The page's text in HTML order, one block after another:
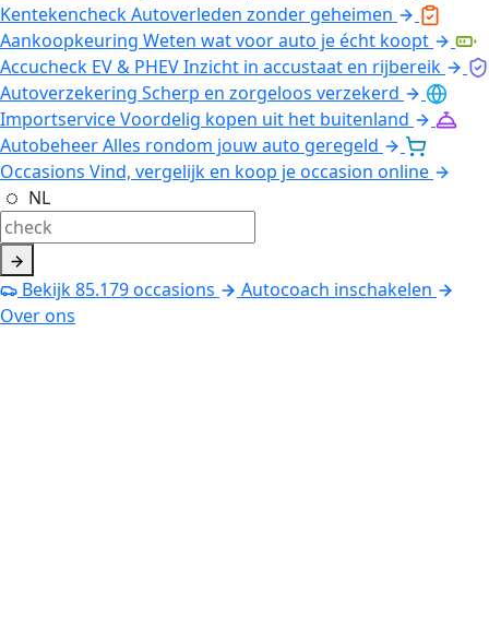
KentekencheckAutoverleden zonder geheimen
Aankoopkeuring Weten wat voor auto je écht koopt
Accucheck EV & PHEVInzicht in accustaat en rijbereik
Autoverzekering Scherp en zorgeloos verzekerd
ImportserviceVoordelig kopen uit het buitenland
AutobeheerAlles rondom jouw auto geregeld
Occasions Vind, vergelijk en koop je occasion online
NL
Bekijk85.179occasions
Autocoach inschakelen
Over ons